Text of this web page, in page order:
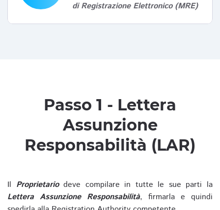
di Registrazione Elettronico (MRE)
Passo 1 - Lettera
Assunzione
Responsabilità (LAR)
Il Proprietariodeve compilare in tutte le sue parti la
Lettera Assunzione Responsabilità, firmarla e quindi